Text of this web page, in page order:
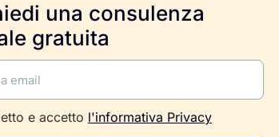
una consulenza
gratuita
e accetto l'informativa Privacy